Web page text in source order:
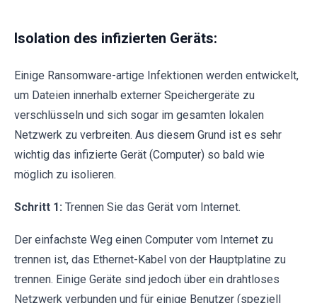
Isolation des infizierten Geräts:
Einige Ransomware-artige Infektionen werden entwickelt,
um Dateien innerhalb externer Speichergeräte zu
verschlüsseln und sich sogar im gesamten lokalen
Netzwerk zu verbreiten. Aus diesem Grund ist es sehr
wichtig das infizierte Gerät (Computer) so bald wie
möglich zu isolieren.
Schritt 1: Trennen Sie das Gerät vom Internet.
Der einfachste Weg einen Computer vom Internet zu
trennen ist, das Ethernet-Kabel von der Hauptplatine zu
trennen. Einige Geräte sind jedoch über ein drahtloses
Netzwerk verbunden und für einige Benutzer (speziell